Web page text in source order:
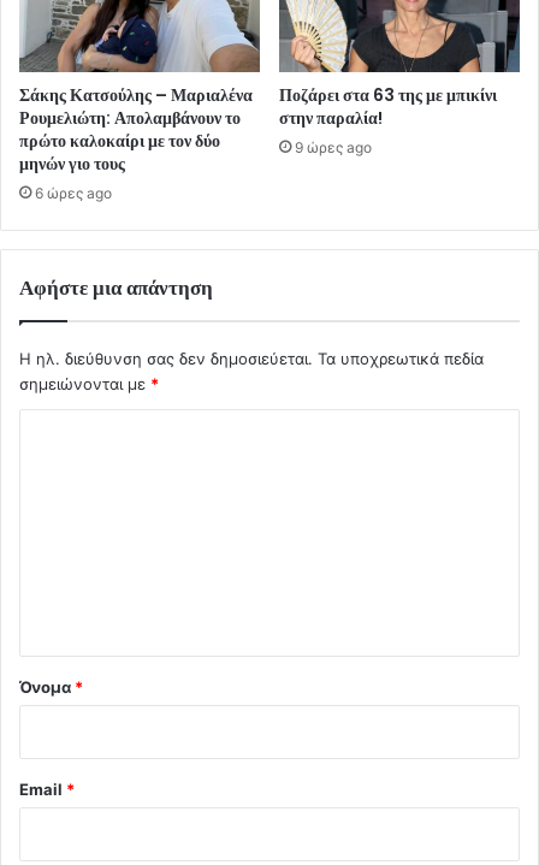
Σάκης Κατσούλης – Μαριαλένα
Ρουμελιώτη: Απολαμβάνουν το
πρώτο καλοκαίρι με τον δύο
μηνών γιο τους
6 ώρες ago
Ποζάρει στα 63 της με μπικίνι
στην παραλία!
9 ώρες ago
Αφήστε μια απάντηση
Η ηλ. διεύθυνση σας δεν δημοσιεύεται. Τα υποχρεωτικά πεδία
σημειώνονται με *
Όνομα *
Email *